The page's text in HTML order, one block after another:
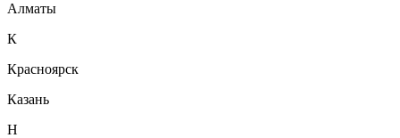
Алматы
К
Красноярск
Казань
Н